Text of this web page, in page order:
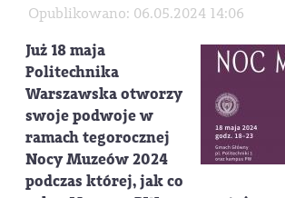
Opublikowano: 06.05.2024 14:06
Już 18 maja
Politechnika
Warszawska otworzy
swoje podwoje w
ramach tegorocznej
Nocy Muzeów 2024
podczas której, jak co